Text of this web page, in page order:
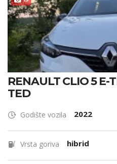
RENAULT CLIO 5 E-
TED
Godište vozila 2022
Vrsta goriva hibrid